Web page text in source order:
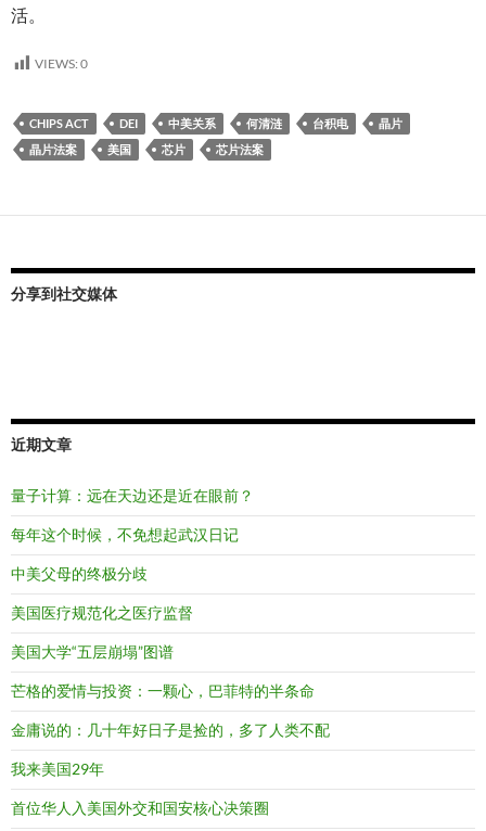
活。
VIEWS: 0
CHIPS ACT DEI 中美关系 何清涟 台积电
晶片
晶片法案
美国 芯片 芯片法案
分享到社交媒体
近期文章
量子计算：远在天边还是近在眼前？
每年这个时候，不免想起武汉日记
中美父母的终极分歧
美国医疗规范化之医疗监督
美国大学“五层崩塌”图谱
芒格的爱情与投资：一颗心，巴菲特的半条命
金庸说的：几十年好日子是捡的，多了人类不配
我来美国29年
首位华人入美国外交和国安核心决策圈